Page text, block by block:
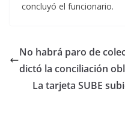
concluyó el funcionario.
No habrá paro de
dictó la conciliación
La tarjeta SUBE